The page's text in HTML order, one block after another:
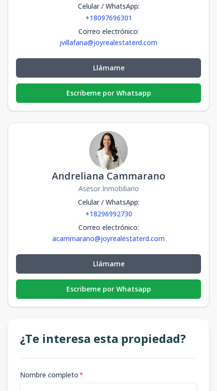
Celular / WhatsApp:
+18097696301
Correo electrónico:
jvillafana@joyrealestaterd.com
Llámame
Escribeme por Whatsapp
Andreliana Cammarano
Asesor Inmobiliario
Celular / WhatsApp:
+18296992730
Correo electrónico:
acammarano@joyrealestaterd.com
Llámame
Escribeme por Whatsapp
¿Te interesa esta propiedad?
Nombre completo*